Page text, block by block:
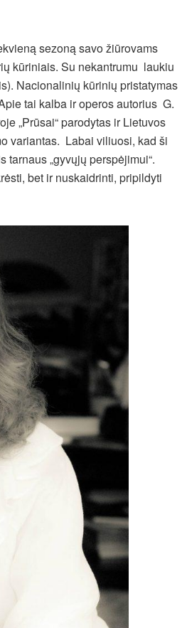
sezoną savo žiūrovams
kūriniais. Su nekantrumu laukiu
Nacionalinių kūrinių pristatymas
tai kalba ir operos autorius G.
„Prūsai“ parodytas ir Lietuvos
variantas. Labai viliuosi, kad ši
tarnaus „gyvųjų perspėjimui“.
bet ir nuskaidrinti, pripildyti